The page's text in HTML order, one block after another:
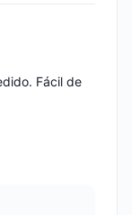
Fácil de